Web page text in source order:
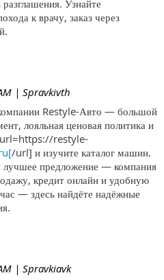
Узнайте
к врачу, заказ через
| Spravkivth
Restyle-Авто — большой
лояльная ценовая политика и
restyle-
/url] и изучите каталог машин.
предложение — компания
кредит онлайн и удобную
— здесь найдёте надёжные
| Spravkiavk